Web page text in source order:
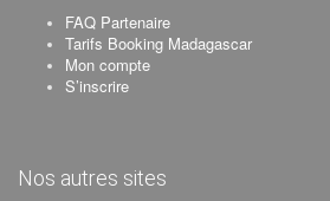
FAQ Partenaire
Tarifs Booking Madagascar
Mon compte
S’inscrire
Nos autres sites